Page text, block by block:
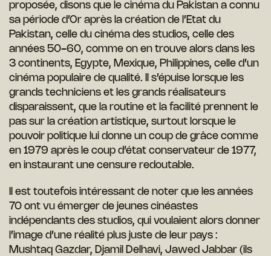
proposée, disons que le cinéma du Pakistan a connu
sa période d’Or après la création de l’Etat du
Pakistan, celle du cinéma des studios, celle des
années 50-60, comme on en trouve alors dans les
3 continents, Egypte, Mexique, Philippines, celle d’un
cinéma populaire de qualité. Il s’épuise lorsque les
grands techniciens et les grands réalisateurs
disparaissent, que la routine et la facilité prennent le
pas sur la création artistique, surtout lorsque le
pouvoir politique lui donne un coup de grâce comme
en 1979 après le coup d’état conservateur de 1977,
en instaurant une censure redoutable.
Il est toutefois intéressant de noter que les années
70 ont vu émerger de jeunes cinéastes
indépendants des studios, qui voulaient alors donner
l’image d’une réalité plus juste de leur pays :
Mushtaq Gazdar, Djamil Delhavi, Jawed Jabbar (ils